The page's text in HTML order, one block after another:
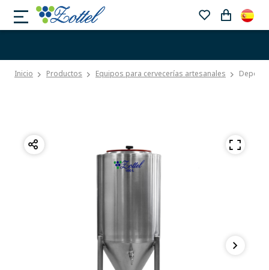
Inicio Productos Equipos para cervecerías artesanales